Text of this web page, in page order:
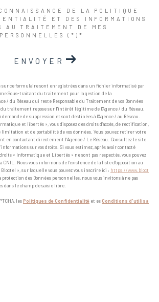
DE LA POLITIQUE
ET DES INFORMATIONS
AU TRAITEMENT DE MES
(*)*
ENVOYER
ce formulaire sont enregistrées dans un fichier informatisé par
Sous-traitant du traitement pour la gestion de la
/ du Réseau qui reste Responsable du Traitement de vos Données
du traitement repose sur l'intérêt légitime de l'Agence / du Réseau.
de suppression et sont destinées à l'Agence / au Réseau.
et libertés », vous disposez des droits d’accès, de rectification,
limitation et de portabilité de vos données. Vous pouvez retirer votre
en contactant directement l’Agence / Le Réseau. Consultez le site
sur vos droits. Si vous estimez, après avoir contacté
droits « Informatique et Libertés » ne sont pas respectés, vous pouvez
CNIL. Nous vous informons de l’existence de la liste d'opposition au
», sur laquelle vous pouvez vous inscrire ici : https://www.bloct
protection des Données personnelles, nous vous invitons à ne pas
dans le champ de saisie libre.
lesPolitiques de Confidentialité et esConditions d'utilisa